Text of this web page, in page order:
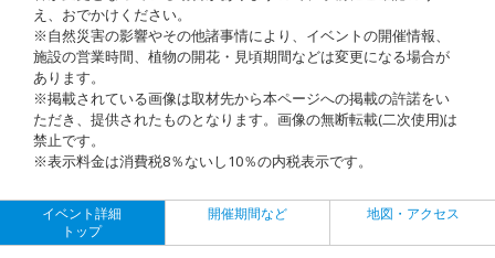
え、おでかけください。
※自然災害の影響やその他諸事情により、イベントの開催情報、
施設の営業時間、植物の開花・見頃期間などは変更になる場合が
あります。
※掲載されている画像は取材先から本ページへの掲載の許諾をい
ただき、提供されたものとなります。画像の無断転載(二次使用)は
禁止です。
※表示料金は消費税8％ないし10％の内税表示です。
イベント詳細
トップ
開催期間など 地図・アクセス